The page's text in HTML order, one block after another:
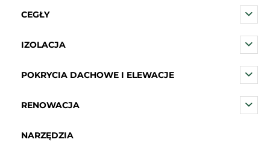
CEGŁY
IZOLACJA
POKRYCIA DACHOWE I ELEWACJE
RENOWACJA
NARZĘDZIA